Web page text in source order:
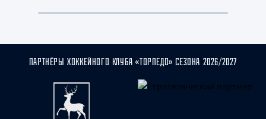
ПАРТНЁРЫ ХОККЕЙНОГО КЛУБА «ТОРПЕДО» СЕЗОНА 2026/2027